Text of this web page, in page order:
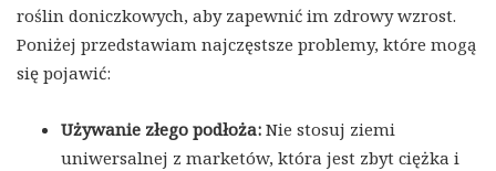
roślin doniczkowych, aby zapewnić im zdrowy wzrost.
Poniżej przedstawiam najczęstsze problemy, które mogą
się pojawić:
Używanie złego podłoża: Nie stosuj ziemi
uniwersalnej z marketów, która jest zbyt ciężka i